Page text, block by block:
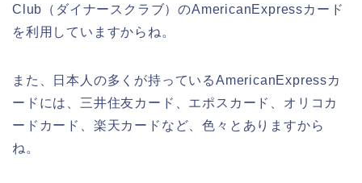
Club（ダイナースクラブ）のAmericanExpressカード
を利用していますからね。
また、日本人の多くが持っているAmericanExpressカ
ードには、三井住友カード、エポスカード、オリコカ
ードカード、楽天カードなど、色々とありますから
ね。